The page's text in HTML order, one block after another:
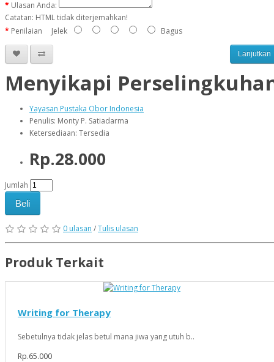
Ulasan Anda:
Catatan: HTML tidak diterjemahkan!
Penilaian Jelek Bagus
Lanjutkan
Menyikapi
Yayasan Pustaka Obor Indonesia
Penulis: Monty P. Satiadarma
Ketersediaan: Tersedia
Rp.28.000
Jumlah
Beli
0 ulasan /Tulis ulasan
Produk Terkait
Writing for Therapy
Sebetulnya tidak jelas betul mana jiwa yang utuh b..
Rp.65.000